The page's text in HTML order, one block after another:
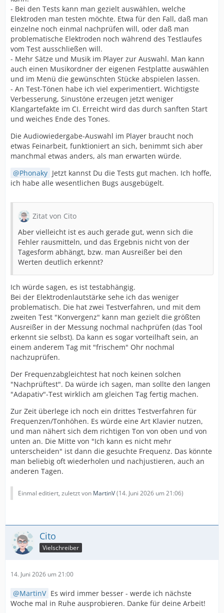
- Bei den Tests kann man gezielt auswählen, welche
Elektroden man testen möchte. Etwa für den Fall, daß man
einzelne noch einmal nachprüfen will, oder daß man
problematische Elektroden noch während des Testlaufes
vom Test ausschließen will.
- Mehr Sätze und Musik im Player zur Auswahl. Man kann
auch einen Musikordner der eigenen Festplatte auswählen
und im Menü die gewünschten Stücke abspielen lassen.
- An Test-Tönen habe ich viel experimentiert. Wichtigste
Verbesserung, Sinustöne erzeugen jetzt weniger
Klangartefakte im CI. Erreicht wird das durch sanften Start
und weiches Ende des Tones.
Die Audiowiedergabe-Auswahl im Player braucht noch
etwas Feinarbeit, funktioniert an sich, benimmt sich aber
manchmal etwas anders, als man erwarten würde.
Phonaky Jetzt kannst Du die Tests gut machen. Ich hoffe,
ich habe alle wesentlichen Bugs ausgebügelt.
Zitat von Cito
Aber vielleicht ist es auch gerade gut, wenn sich die
Fehler rausmitteln, und das Ergebnis nicht von der
Tagesform abhängt, bzw. man Ausreißer bei den
Werten deutlich erkennt?
Ich würde sagen, es ist testabhängig.
Bei der Elektrodenlautstärke sehe ich das weniger
problematisch. Die hat zwei Testverfahren, und mit dem
zweiten Test "Konvergenz" kann man gezielt die größten
Ausreißer in der Messung nochmal nachprüfen (das Tool
erkennt sie selbst). Da kann es sogar vorteilhaft sein, an
einem anderem Tag mit "frischem" Ohr nochmal
nachzuprüfen.
Der Frequenzabgleichtest hat noch keinen solchen
"Nachprüftest". Da würde ich sagen, man sollte den langen
"Adapativ"-Test wirklich am gleichen Tag fertig machen.
Zur Zeit überlege ich noch ein drittes Testverfahren für
Frequenzen/Tonhöhen. Es würde eine Art Klavier nutzen,
und man nähert sich dem richtigen Ton von oben und von
unten an. Die Mitte von "Ich kann es nicht mehr
unterscheiden" ist dann die gesuchte Frequenz. Das könnte
man beliebig oft wiederholen und nachjustieren, auch an
anderen Tagen.
Einmal editiert, zuletzt von MartinV(14. Juni 2026 um 21:06)
Cito
Vielschreiber
14. Juni 2026 um 21:00
MartinV Es wird immer besser - werde ich nächste
Woche mal in Ruhe ausprobieren. Danke für deine Arbeit!